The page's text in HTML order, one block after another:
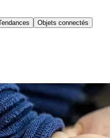
Objets connectés